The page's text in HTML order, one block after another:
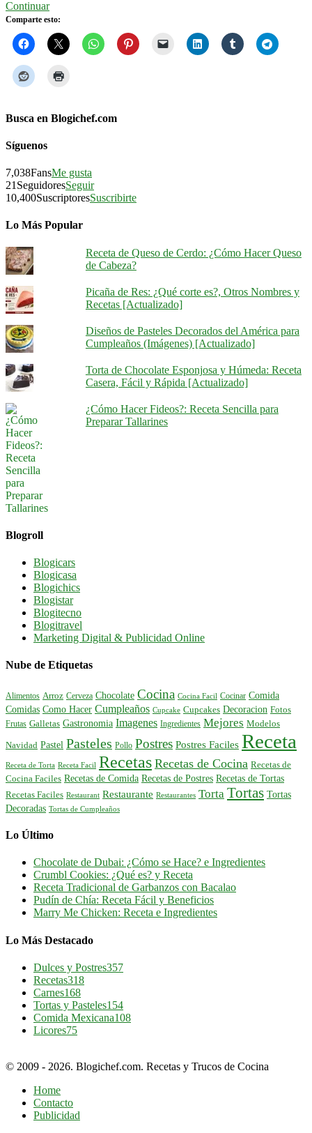
Continuar
Comparte esto:
Busca en Blogichef.com
Síguenos
7,038FansMe gusta
21 SeguidoresSeguir
10,400SuscriptoresSuscribirte
Lo Más Popular
Receta de Queso de Cerdo: ¿Cómo Hacer Queso
de Cabeza?
Picaña de Res: ¿Qué corte es?, Otros Nombres y
Recetas [Actualizado]
Diseños de Pasteles Decorados del América para
Cumpleaños (Imágenes) [Actualizado]
Torta de Chocolate Esponjosa y Húmeda: Receta
Casera, Fácil y Rápida [Actualizado]
¿Cómo Hacer Fideos?: Receta Sencilla para
Preparar Tallarines
Blogroll
Blogicars
Blogicasa
Blogichics
Blogistar
Blogitecno
Blogitravel
Marketing Digital & Publicidad Online
Nube de Etiquetas
Alimentos Arroz Cerveza Chocolate Cocina Cocina Facil Cocinar Comida
Comidas Como Hacer Cumpleaños Cupcake Cupcakes Decoracion Fotos
Frutas Galletas Gastronomia Imagenes Ingredientes Mejores Modelos
Navidad Pastel Pasteles Pollo Postres Postres Faciles Receta
Receta de Torta Receta Facil Recetas Recetas de Cocina Recetas de
Cocina Faciles Recetas de Comida Recetas de Postres Recetas de Tortas
Recetas Faciles Restaurant Restaurante Restaurantes Torta Tortas Tortas
Decoradas Tortas de Cumpleaños
Lo Último
Chocolate de Dubai: ¿Cómo se Hace? e Ingredientes
Crumbl Cookies: ¿Qué es? y Receta
Receta Tradicional de Garbanzos con Bacalao
Pudín de Chía: Receta Fácil y Beneficios
Marry Me Chicken: Receta e Ingredientes
Lo Más Destacado
Dulces y Postres357
Recetas318
Carnes168
Tortas y Pasteles154
Comida Mexicana108
Licores75
© 2009 - 2026. Blogichef.com. Recetas y Trucos de Cocina
Home
Contacto
Publicidad